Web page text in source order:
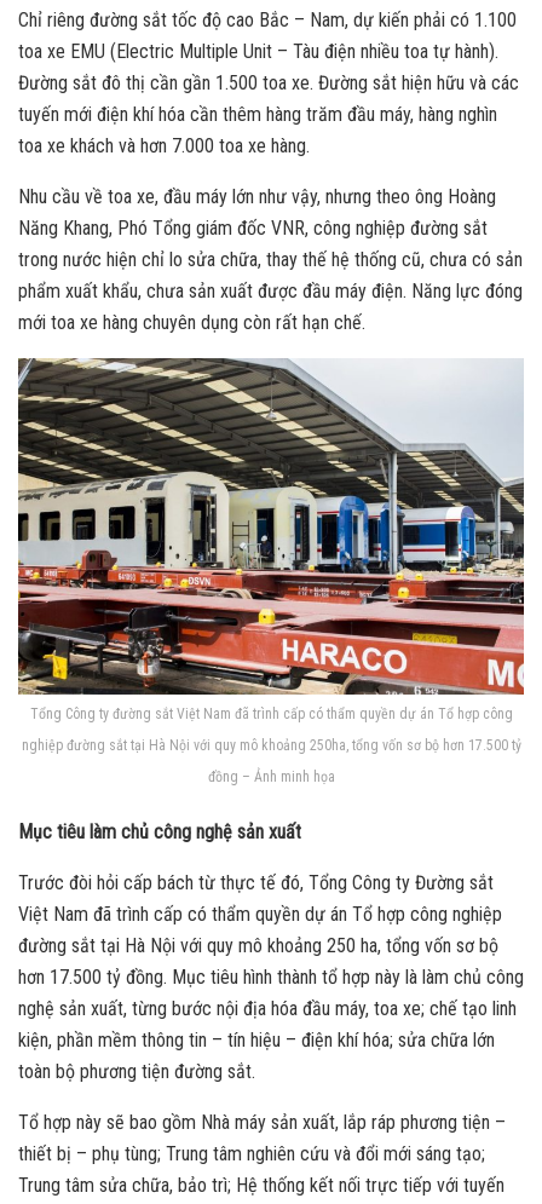
Chỉ riêng đường sắt tốc độ cao Bắc – Nam, dự kiến phải có 1.100
toa xe EMU (Electric Multiple Unit – Tàu điện nhiều toa tự hành).
Đường sắt đô thị cần gần 1.500 toa xe. Đường sắt hiện hữu và các
tuyến mới điện khí hóa cần thêm hàng trăm đầu máy, hàng nghìn
toa xe khách và hơn 7.000 toa xe hàng.
Nhu cầu về toa xe, đầu máy lớn như vậy, nhưng theo ông Hoàng
Năng Khang, Phó Tổng giám đốc VNR, công nghiệp đường sắt
trong nước hiện chỉ lo sửa chữa, thay thế hệ thống cũ, chưa có sản
phẩm xuất khẩu, chưa sản xuất được đầu máy điện. Năng lực đóng
mới toa xe hàng chuyên dụng còn rất hạn chế.
Tổng Công ty đường sắt Việt Nam đã trình cấp có thẩm quyền dự án Tổ hợp công
nghiệp đường sắt tại Hà Nội với quy mô khoảng 250ha, tổng vốn sơ bộ hơn 17.500 tỷ
đồng – Ảnh minh họa
Mục tiêu làm chủ công nghệ sản xuất
Trước đòi hỏi cấp bách từ thực tế đó, Tổng Công ty Đường sắt
Việt Nam đã trình cấp có thẩm quyền dự án Tổ hợp công nghiệp
đường sắt tại Hà Nội với quy mô khoảng 250 ha, tổng vốn sơ bộ
hơn 17.500 tỷ đồng. Mục tiêu hình thành tổ hợp này là làm chủ công
nghệ sản xuất, từng bước nội địa hóa đầu máy, toa xe; chế tạo linh
kiện, phần mềm thông tin – tín hiệu – điện khí hóa; sửa chữa lớn
toàn bộ phương tiện đường sắt.
Tổ hợp này sẽ bao gồm Nhà máy sản xuất, lắp ráp phương tiện –
thiết bị – phụ tùng; Trung tâm nghiên cứu và đổi mới sáng tạo;
Trung tâm sửa chữa, bảo trì; Hệ thống kết nối trực tiếp với tuyến